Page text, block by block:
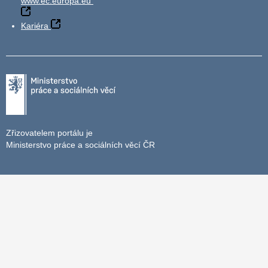
Kariéra
Zřizovatelem portálu je
Ministerstvo práce a sociálních věcí ČR